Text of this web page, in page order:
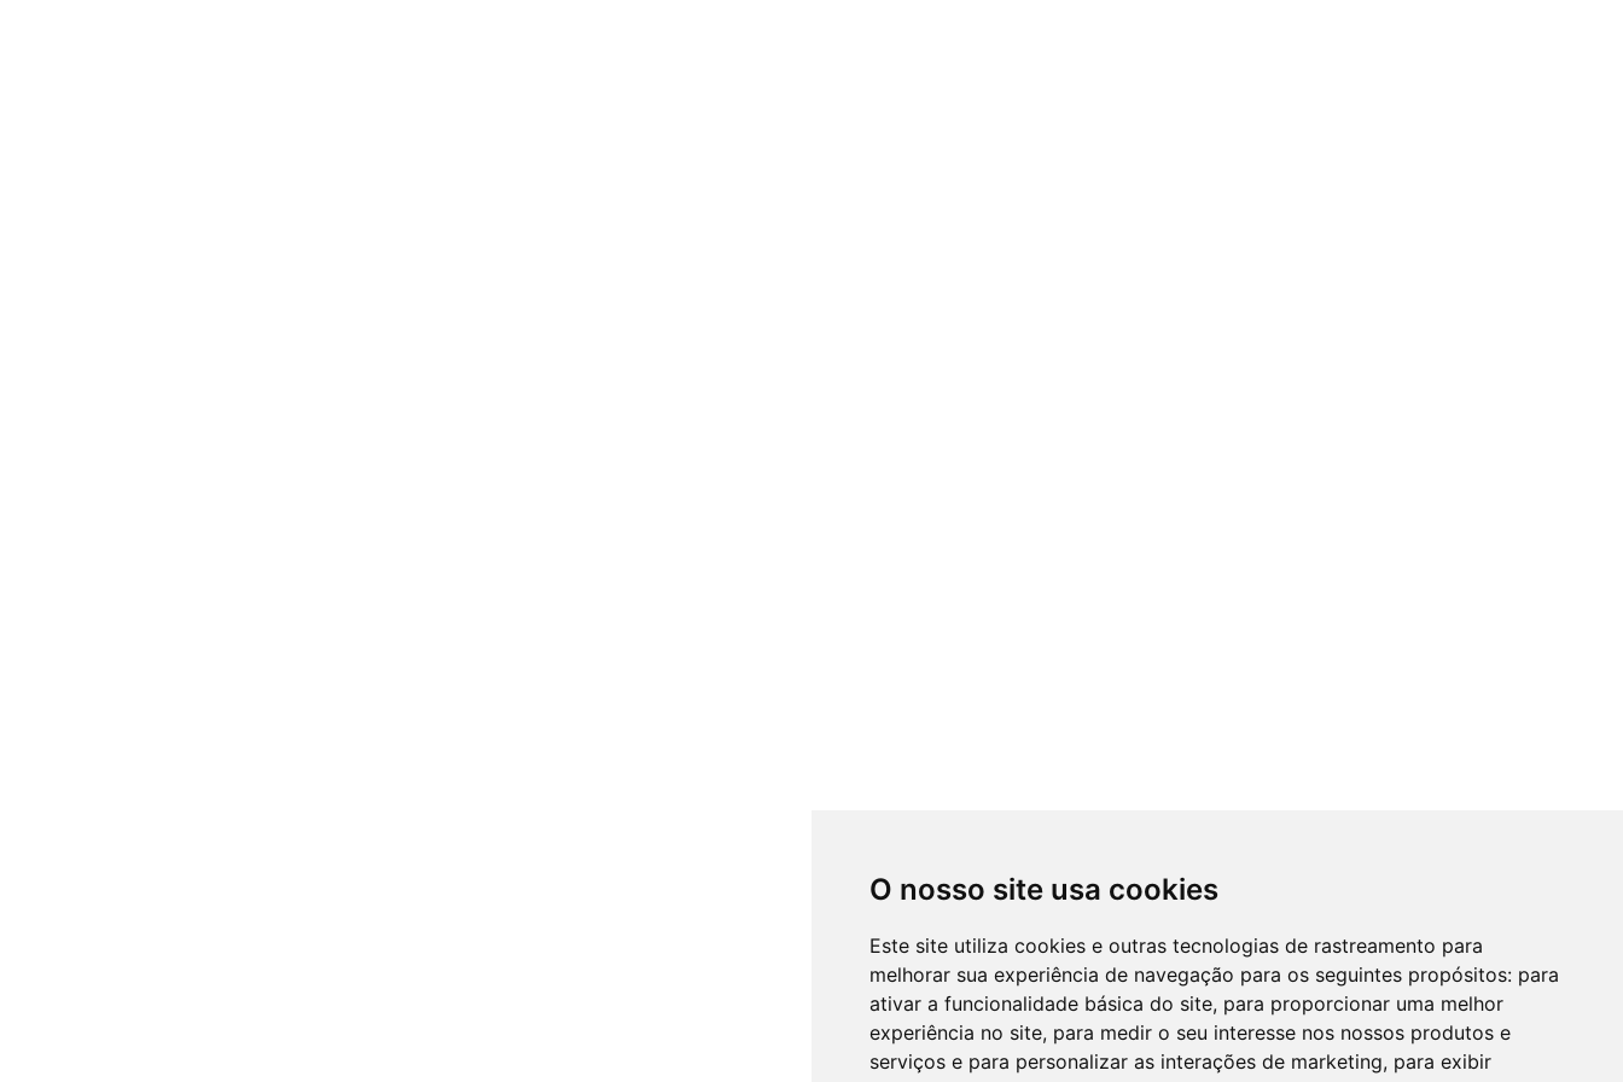
O nosso site usa cookies
Este site utiliza cookies e outras tecnologias de rastreamento para
melhorar sua experiência de navegação para os seguintes propósitos: para
ativar a funcionalidade básica do site, para proporcionar uma melhor
experiência no site, para medir o seu interesse nos nossos produtos e
serviços e para personalizar as interações de marketing, para exibir